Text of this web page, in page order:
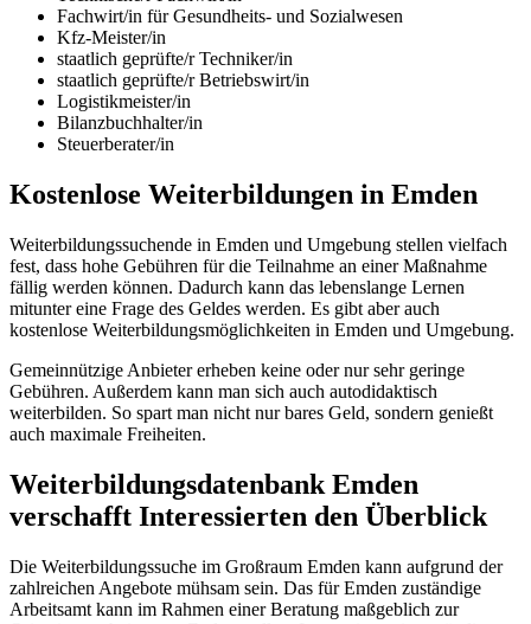
Fachwirt/in für Gesundheits- und Sozialwesen
Kfz-Meister/in
staatlich geprüfte/r Techniker/in
staatlich geprüfte/r Betriebswirt/in
Logistikmeister/in
Bilanzbuchhalter/in
Steuerberater/in
Kostenlose Weiterbildungen in Emden
Weiterbildungssuchende in Emden und Umgebung stellen vielfach
fest, dass hohe Gebühren für die Teilnahme an einer Maßnahme
fällig werden können. Dadurch kann das lebenslange Lernen
mitunter eine Frage des Geldes werden. Es gibt aber auch
kostenlose Weiterbildungsmöglichkeiten in Emden und Umgebung.
Gemeinnützige Anbieter erheben keine oder nur sehr geringe
Gebühren. Außerdem kann man sich auch autodidaktisch
weiterbilden. So spart man nicht nur bares Geld, sondern genießt
auch maximale Freiheiten.
Weiterbildungsdatenbank Emden
verschafft Interessierten den Überblick
Die Weiterbildungssuche im Großraum Emden kann aufgrund der
zahlreichen Angebote mühsam sein. Das für Emden zuständige
Arbeitsamt kann im Rahmen einer Beratung maßgeblich zur